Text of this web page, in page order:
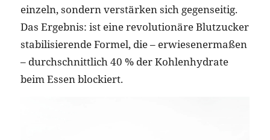
einzeln, sondern verstärken sich gegenseitig.
Das Ergebnis: ist eine revolutionäre Blutzucker
stabilisierende Formel, die – erwiesenermaßen
– durchschnittlich 40 % der Kohlenhydrate
beim Essen blockiert.